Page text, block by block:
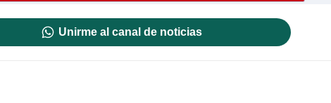
Unirme al canal de noticias